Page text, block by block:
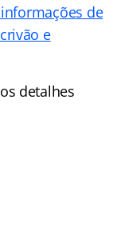
de
e
detalhes